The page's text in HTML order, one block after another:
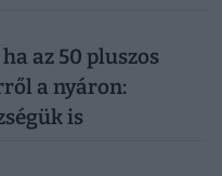
az 50 pluszos
a nyáron:
is